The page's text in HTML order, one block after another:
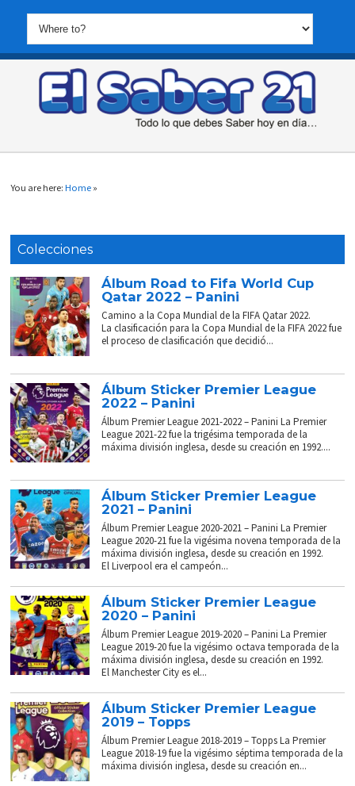
You are here:Home »
Colecciones
Álbum Road to Fifa World Cup
Qatar 2022 – Panini
Camino a la Copa Mundial de la FIFA Qatar 2022.
La clasificación para la Copa Mundial de la FIFA 2022 fue
el proceso de clasificación que decidió...
Álbum Sticker Premier League
2022 – Panini
Álbum Premier League 2021-2022 – Panini La Premier
League 2021-22 fue la trigésima temporada de la
máxima división inglesa, desde su creación en 1992....
Álbum Sticker Premier League
2021 – Panini
Álbum Premier League 2020-2021 – Panini La Premier
League 2020-21 fue la vigésima novena temporada de la
máxima división inglesa, desde su creación en 1992.
El Liverpool era el campeón...
Álbum Sticker Premier League
2020 – Panini
Álbum Premier League 2019-2020 – Panini La Premier
League 2019-20 fue la vigésimo octava temporada de la
máxima división inglesa, desde su creación en 1992.
El Manchester City es el...
Álbum Sticker Premier League
2019 – Topps
Álbum Premier League 2018-2019 – Topps La Premier
League 2018-19 fue la vigésimo séptima temporada de la
máxima división inglesa, desde su creación en...